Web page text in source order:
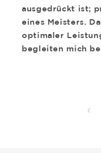
ausgedrückt ist;
eines Meisters.
optimaler
begleiten mich